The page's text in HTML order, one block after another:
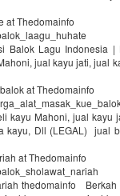
at Thedomainfo
Balok Lagu Indonesia
jual kayu jati, jual
at Thedomainfo
kayu Mahoni, jual kayu
kayu, Dll (LEGAL) jual
at Thedomainfo
thedomainfo Berkah